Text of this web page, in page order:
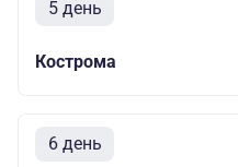
5 день
Кострома
6 день